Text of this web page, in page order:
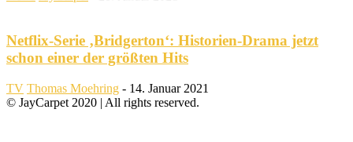
Netflix-Serie ‚Bridgerton‘: Historien-Drama jetzt
schon einer der größten Hits
TV Thomas Moehring - 14. Januar 2021
© JayCarpet 2020 | All rights reserved.